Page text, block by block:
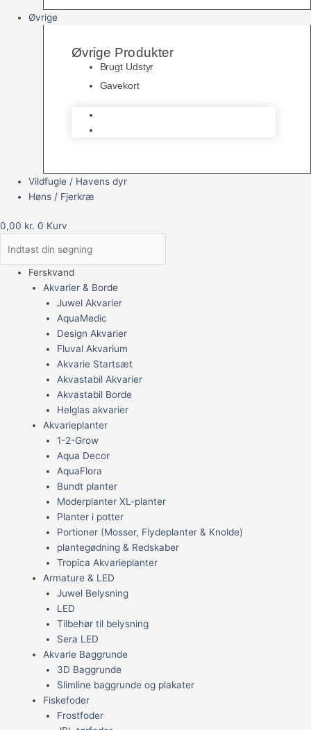
Øvrige
Øvrige Produkter
Brugt Udstyr
Gavekort
Vildfugle / Havens dyr
Høns / Fjerkræ
0,00 kr. 0 Kurv
Ferskvand
Akvarier & Borde
Juwel Akvarier
AquaMedic
Design Akvarier
Fluval Akvarium
Akvarie Startsæt
Akvastabil Akvarier
Akvastabil Borde
Helglas akvarier
Akvarieplanter
1-2-Grow
Aqua Decor
AquaFlora
Bundt planter
Moderplanter XL-planter
Planter i potter
Portioner (Mosser, Flydeplanter & Knolde)
plantegødning & Redskaber
Tropica Akvarieplanter
Armature & LED
Juwel Belysning
LED
Tilbehør til belysning
Sera LED
Akvarie Baggrunde
3D Baggrunde
Slimline baggrunde og plakater
Fiskefoder
Frostfoder